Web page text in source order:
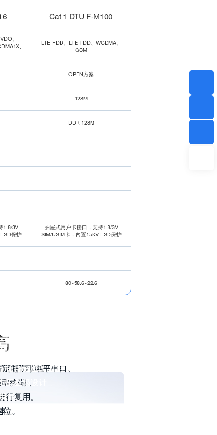
Cat.1 DTU F-M100
、
、
LTE-FDD、LTE-TDD、WCDMA、
GSM
OPEN方案
128M
DDR 128M
1.8/3V
保护
抽屉式用户卡接口，支持1.8/3V
SIM/USIM卡，内置15KV ESD保护
80×58.6×22.6
等协议栈，
，
。
速率、低成本
维。
制TTL电平串口、
终端，
复用。
。
覆盖区域能力相
接入点；
耗。
户卡接口，
业级设计，
。